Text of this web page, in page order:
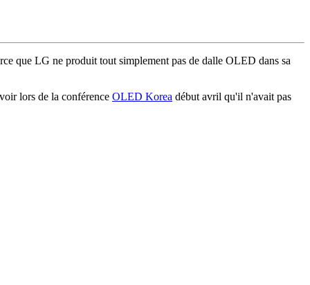
que LG ne produit tout simplement pas de dalle OLED dans sa
lors de la conférence OLED Korea début avril qu'il n'avait pas